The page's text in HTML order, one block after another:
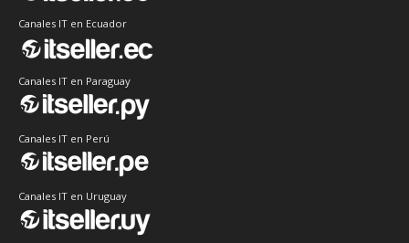
Canales IT en Ecuador
Canales IT en Paraguay
Canales IT en Perú
Canales IT en Uruguay